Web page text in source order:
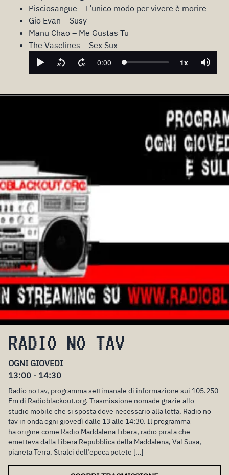
Pisciosangue – L’unico modo per vivere è morire
Gio Evan – Susy
Manu Chao – Me Gustas Tu
The Vaselines – Sex Sux
RADIO NO TAV
OGNI GIOVEDI
13:00 - 14:30
Radio no tav, programma settimanale di informazione sui 105.250
Fm di Radioblackout.org. Trasmissione nomade grazie allo
studio mobile che si sposta dove necessario alla lotta. Radio no
tav in onda ogni giovedì dalle 13 alle 14:30. Il programma
ha origine come Radio Maddalena Libera, radio pirata che
emetteva dalla Libera Repubblica della Maddalena, Val Susa,
pianeta Terra. Stralci dell’epoca potete […]